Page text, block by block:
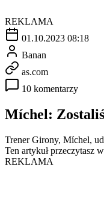
REKLAMA
01.10.2023 08:18
Banan
as.com
10 komentarzy
Míchel:
Trener Girony, Míchel,
Ten artykuł przeczytasz w
REKLAMA